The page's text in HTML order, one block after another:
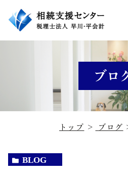
ブロ
トップ ブログ
BLOG